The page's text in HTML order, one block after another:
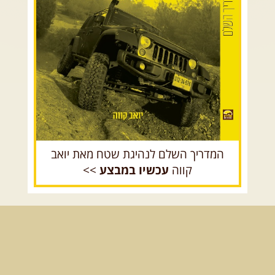
14.08.2026 שישי - מעיינות ואתגרים בצפון הרמה
מסלול חדש בצפון רמת הגולן בהובלת מדריך תושב האזור. המסלול ...[המשך]
לכל הטיולים
. מסעות בעולם .
12-22.08.2026 - טיול ג'יפים קירגיסטאן – בעקבות הנוודים, דרך
מסע שטח לאחת המדינות הפראיות והמרגשות בעולם. קירגיסטאן היא לא ...
[המשך]
הר הנגב והערבה
רכב שטח רך רכב שטח קשוח
המדריך השלם לנהיגת שטח מאת יואב
קווה עכשיו במבצע >>